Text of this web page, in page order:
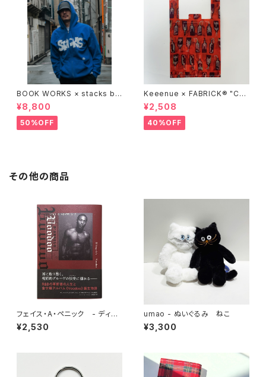
BOOK WORKS × stacks bo
okstore "Jimbocho Beat Li
brary zip up hood"
¥8,800
50%OFF
Keeenue × FABRICK®︎ "CO
MPACT SHOPPING BAG" st
acks Exclusive model
¥2,508
40%OFF
その他の商品
フェイス・A・ペニック - ディア
ンジェロ《ヴードゥー》がかけた
グルーヴの呪文
¥2,530
umao - ぬいぐるみ ねこ
¥3,300